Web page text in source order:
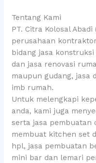
Tentang Kami
PT. Citra Kolosal
perusahaan
bidang jasa
dan jasa renovasi
maupun gudang, jasa
imb rumah.
Untuk melengkapi
anda, kami juga
serta jasa
membuat kitchen set
hpl, jasa pembuatan
mini bar dan lemari